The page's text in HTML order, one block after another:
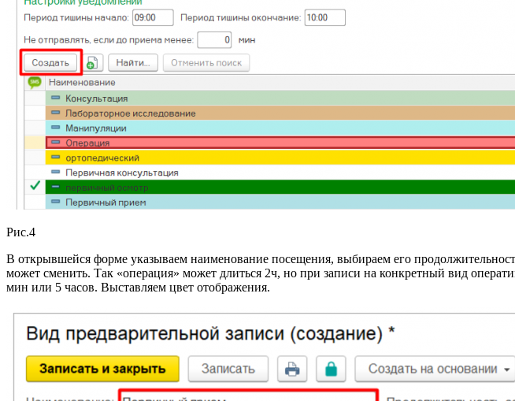
Рис.4
В открывшейся форме указываем наименование посещения, выбираем его
может сменить. Так «операция» может длиться 2ч, но при записи на конкретный вид
мин или 5 часов. Выставляем цвет отображения.